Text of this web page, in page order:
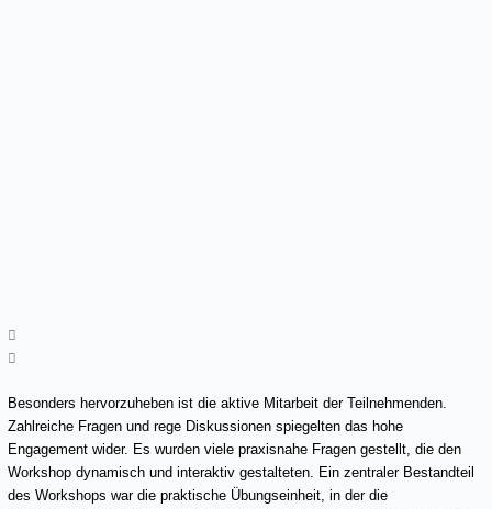
Besonders hervorzuheben ist die aktive Mitarbeit der Teilnehmenden.
Zahlreiche Fragen und rege Diskussionen spiegelten das hohe
Engagement wider. Es wurden viele praxisnahe Fragen gestellt, die den
Workshop dynamisch und interaktiv gestalteten. Ein zentraler Bestandteil
des Workshops war die praktische Übungseinheit, in der die